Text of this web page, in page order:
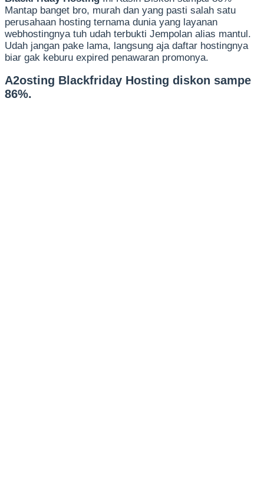
Mantap banget bro, murah dan yang pasti salah satu
perusahaan hosting ternama dunia yang layanan
webhostingnya tuh udah terbukti Jempolan alias mantul.
Udah jangan pake lama, langsung aja daftar hostingnya
biar gak keburu expired penawaran promonya.
A2osting Blackfriday Hosting diskon sampe
86%.